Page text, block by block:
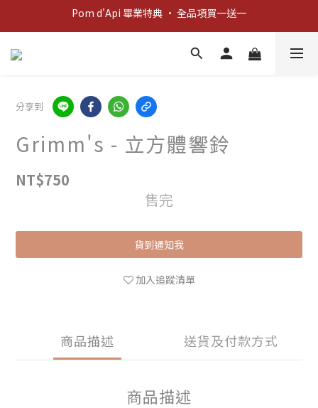
新客歡迎禮：輸入 "welcome10" 享首單九折！
新客歡迎禮：輸入 "welcome10" 享首單九折！
Pom d'Api 畢業特典 · 全品項買一送一
分享到
Grimm's - 立方體響鈴
NT$750
售完
貨到通知我
加入追蹤清單
商品描述 送貨及付款方式
商品描述